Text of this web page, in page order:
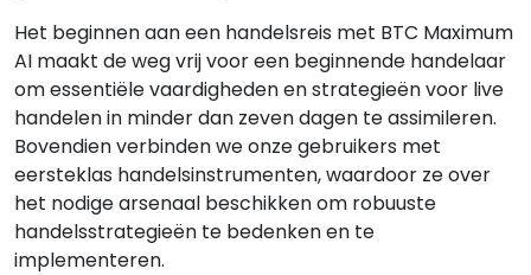
Het beginnen aan een handelsreis met BTC Maximum
AI maakt de weg vrij voor een beginnende handelaar
om essentiële vaardigheden en strategieën voor live
handelen in minder dan zeven dagen te assimileren.
Bovendien verbinden we onze gebruikers met
eersteklas handelsinstrumenten, waardoor ze over
het nodige arsenaal beschikken om robuuste
handelsstrategieën te bedenken en te
implementeren.